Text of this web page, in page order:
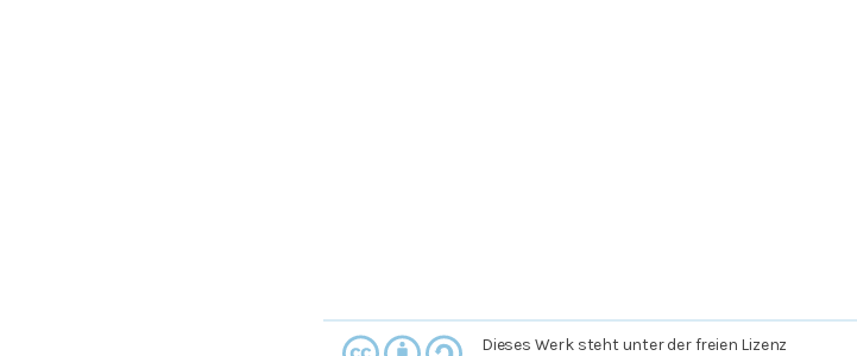
Dieses Werk steht unter der freien Lizenz